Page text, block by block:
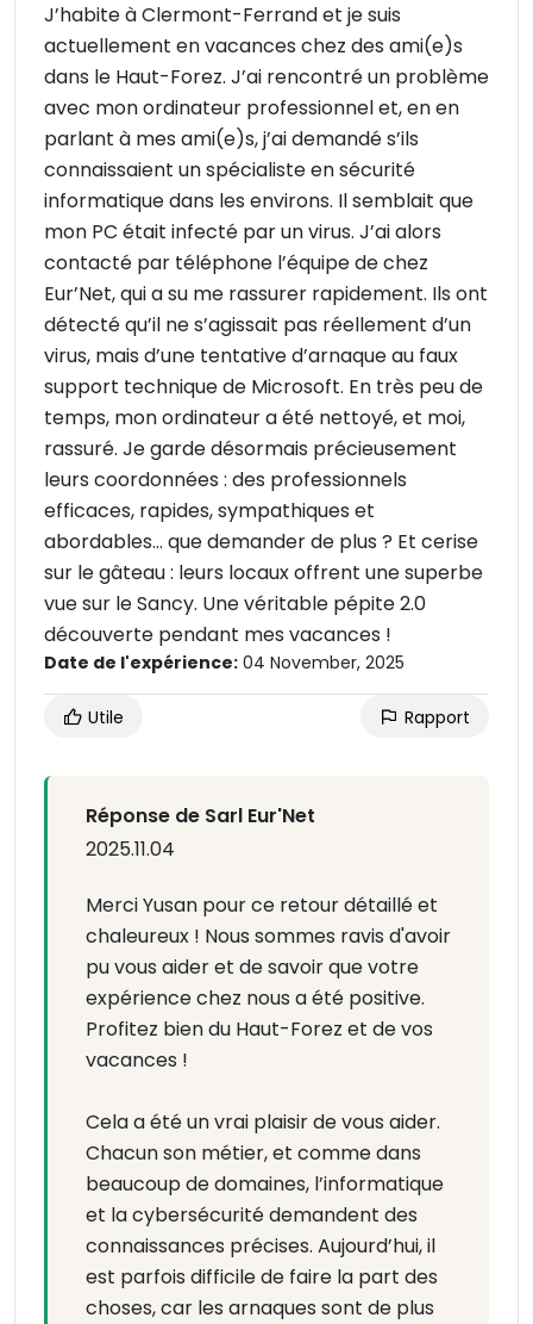
J’habite à Clermont-Ferrand et je suis
actuellement en vacances chez des ami(e)s
dans le Haut-Forez. J’ai rencontré un problème
avec mon ordinateur professionnel et, en en
parlant à mes ami(e)s, j’ai demandé s’ils
connaissaient un spécialiste en sécurité
informatique dans les environs. Il semblait que
mon PC était infecté par un virus. J’ai alors
contacté par téléphone l’équipe de chez
Eur’Net, qui a su me rassurer rapidement. Ils ont
détecté qu’il ne s’agissait pas réellement d’un
virus, mais d’une tentative d’arnaque au faux
support technique de Microsoft. En très peu de
temps, mon ordinateur a été nettoyé, et moi,
rassuré. Je garde désormais précieusement
leurs coordonnées : des professionnels
efficaces, rapides, sympathiques et
abordables… que demander de plus ? Et cerise
sur le gâteau : leurs locaux offrent une superbe
vue sur le Sancy. Une véritable pépite 2.0
découverte pendant mes vacances !
Date de l'expérience: 04 November, 2025
Utile Rapport
Réponse de Sarl Eur'Net
2025.11.04
Merci Yusan pour ce retour détaillé et
chaleureux ! Nous sommes ravis d'avoir
pu vous aider et de savoir que votre
expérience chez nous a été positive.
Profitez bien du Haut-Forez et de vos
vacances !
Cela a été un vrai plaisir de vous aider.
Chacun son métier, et comme dans
beaucoup de domaines, l’informatique
et la cybersécurité demandent des
connaissances précises. Aujourd’hui, il
est parfois difficile de faire la part des
choses, car les arnaques sont de plus